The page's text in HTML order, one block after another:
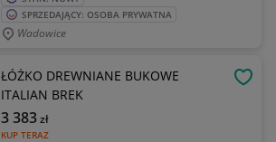
SPRZEDAJĄCY: OSOBA PRYWATNA
Wadowice
ŁÓŻKO DREWNIANE BUKOWE
ITALIAN BREK
KUP TERAZ
3 383zł